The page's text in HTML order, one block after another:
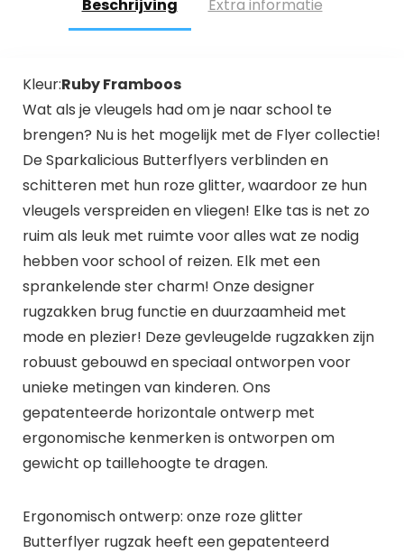
Beschrijving Extra informatie
Kleur:Ruby Framboos
Wat als je vleugels had om je naar school te
brengen? Nu is het mogelijk met de Flyer collectie!
De Sparkalicious Butterflyers verblinden en
schitteren met hun roze glitter, waardoor ze hun
vleugels verspreiden en vliegen! Elke tas is net zo
ruim als leuk met ruimte voor alles wat ze nodig
hebben voor school of reizen. Elk met een
sprankelende ster charm! Onze designer
rugzakken brug functie en duurzaamheid met
mode en plezier! Deze gevleugelde rugzakken zijn
robuust gebouwd en speciaal ontworpen voor
unieke metingen van kinderen. Ons
gepatenteerde horizontale ontwerp met
ergonomische kenmerken is ontworpen om
gewicht op taillehoogte te dragen.
Ergonomisch ontwerp: onze roze glitter
Butterflyer rugzak heeft een gepatenteerd